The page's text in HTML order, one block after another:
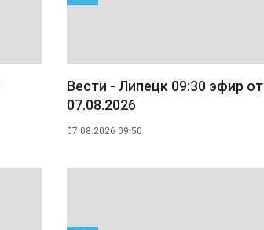
Вести - Липецк 09:30 эфир от
07.08.2026
07.08.2026 09:50